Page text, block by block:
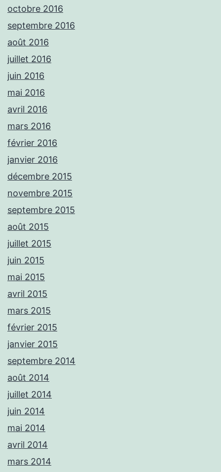
octobre 2016
septembre 2016
août 2016
juillet 2016
juin 2016
mai 2016
avril 2016
mars 2016
février 2016
janvier 2016
décembre 2015
novembre 2015
septembre 2015
août 2015
juillet 2015
juin 2015
mai 2015
avril 2015
mars 2015
février 2015
janvier 2015
septembre 2014
août 2014
juillet 2014
juin 2014
mai 2014
avril 2014
mars 2014